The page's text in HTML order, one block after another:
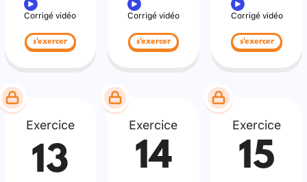
Corrigé vidéo
s'exercer
Corrigé vidéo
s'exercer
Corrigé vidéo
s'exercer
Exercice
13
Exercice
14
Exercice
15